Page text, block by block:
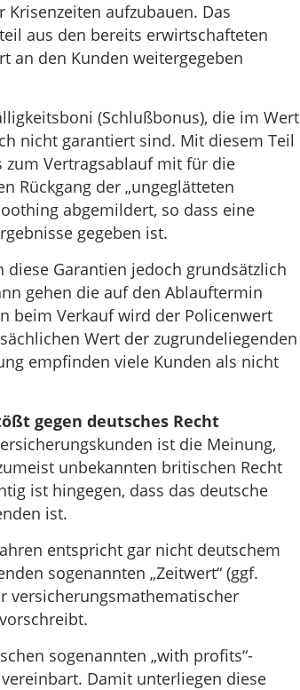
aufzubauen. Das
aus den bereits erwirtschafteten
an den Kunden weitergegeben
(Schlußbonus), die im Wert
nicht garantiert sind. Mit diesem Teil
zum Vertragsablauf mit für die
Rückgang der „ungeglätteten
abgemildert, so dass eine
gegeben ist.
Garantien jedoch grundsätzlich
gehen die auf den Ablauftermin
beim Verkauf wird der Policenwert
Wert der zugrundeliegenden
empfinden viele Kunden als nicht
gegen deutsches Recht
ist die Meinung,
unbekannten britischen Recht
ist hingegen, dass das deutsche
ist.
entspricht gar nicht deutschem
sogenannten „Zeitwert“ (ggf.
versicherungsmathematischer
sogenannten „with profits“-
Damit unterliegen diese